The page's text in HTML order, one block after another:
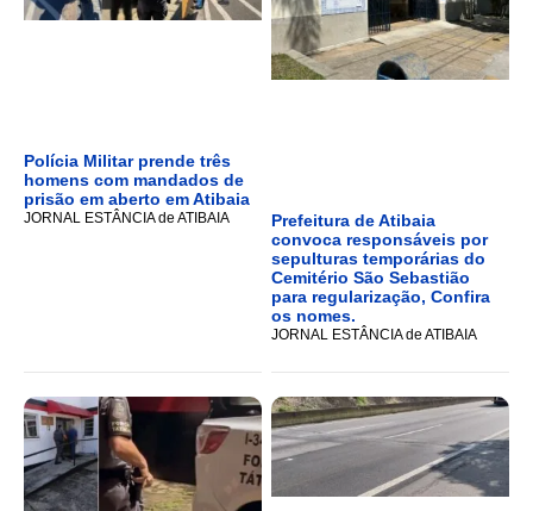
Polícia Militar prende três
homens com mandados de
prisão em aberto em Atibaia
JORNAL ESTÂNCIA de ATIBAIA
Prefeitura de Atibaia
convoca responsáveis por
sepulturas temporárias do
Cemitério São Sebastião
para regularização, Confira
os nomes.
JORNAL ESTÂNCIA de ATIBAIA